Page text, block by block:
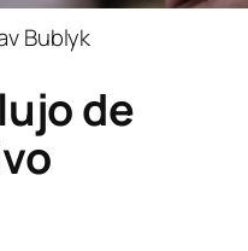
Bublyk
de